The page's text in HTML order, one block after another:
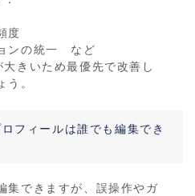
度
ンの統一 など
きいため最優先で改善し
う。
フィールは誰でも編集でき
集できますが、誤操作やガ